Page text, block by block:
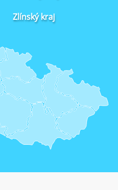
Zlínský kraj